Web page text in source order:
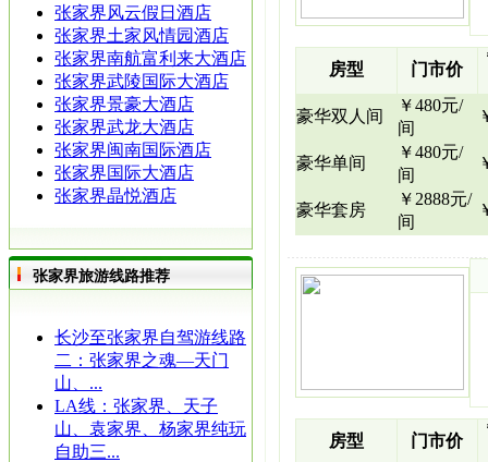
张家界风云假日酒店
张家界土家风情园酒店
张家界南航富利来大酒店
张家界武陵国际大酒店
张家界景豪大酒店
张家界武龙大酒店
张家界闽南国际酒店
张家界国际大酒店
张家界晶悦酒店
张家界旅游线路推荐
长沙至张家界自驾游线路
二：张家界之魂—天门
山、...
LA线：张家界、天子
山、袁家界、杨家界纯玩
自助三...
房型 门市价
豪华双人间
￥480元/
间
豪华单间
￥480元/
间
豪华套房
￥2888元/
间
房型 门市价